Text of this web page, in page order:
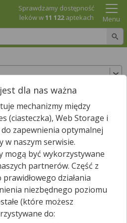
Sprawdzamy dostępność
leków w11 122aptekach Menu
w Olkuszu posiadają Twój
teraz!
aptek zgłosiło nam, że są właśnie
dla nas ważna
mechanizmy między
(ciasteczka), Web Storage i
do zapewnienia optymalnej
w naszym serwisie.
mogą być wykorzystywane
partnerów. Część z
działania
niezbędnego poziomu
(które możesz
do: